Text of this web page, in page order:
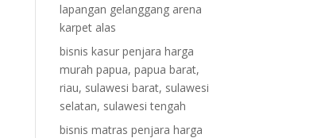
lapangan gelanggang arena
karpet alas
bisnis kasur penjara harga
murah papua, papua barat,
riau, sulawesi barat, sulawesi
selatan, sulawesi tengah
bisnis matras penjara harga